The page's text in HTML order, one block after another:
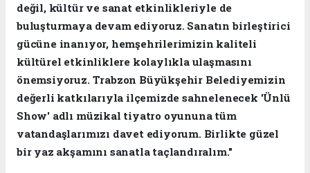
değil, kültür ve sanat etkinlikleriyle de
buluşturmaya devam ediyoruz. Sanatın birleştirici
gücüne inanıyor, hemşehrilerimizin kaliteli
kültürel etkinliklere kolaylıkla ulaşmasını
önemsiyoruz. Trabzon Büyükşehir Belediyemizin
değerli katkılarıyla ilçemizde sahnelenecek 'Ünlü
Show' adlı müzikal tiyatro oyununa tüm
vatandaşlarımızı davet ediyorum. Birlikte güzel
bir yaz akşamını sanatla taçlandıralım."